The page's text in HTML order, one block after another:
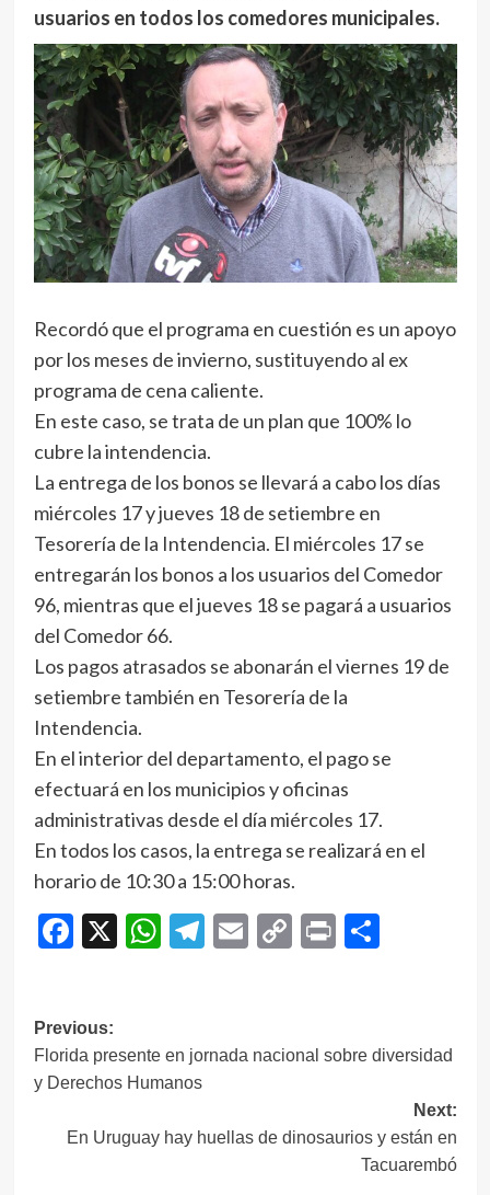
usuarios en todos los comedores municipales.
Recordó que el programa en cuestión es un apoyo
por los meses de invierno, sustituyendo al ex
programa de cena caliente.
En este caso, se trata de un plan que 100% lo
cubre la intendencia.
La entrega de los bonos se llevará a cabo los días
miércoles 17 y jueves 18 de setiembre en
Tesorería de la Intendencia. El miércoles 17 se
entregarán los bonos a los usuarios del Comedor
96, mientras que el jueves 18 se pagará a usuarios
del Comedor 66.
Los pagos atrasados se abonarán el viernes 19 de
setiembre también en Tesorería de la
Intendencia.
En el interior del departamento, el pago se
efectuará en los municipios y oficinas
administrativas desde el día miércoles 17.
En todos los casos, la entrega se realizará en el
horario de 10:30 a 15:00 horas.
Facebook
X WhatsApp
Telegram
EmailCopy
Print
Navegación
de
entradas
Previous:
Florida presente en jornada nacional sobre diversidad
y Derechos Humanos
Next:
En Uruguay hay huellas de dinosaurios y están en
Tacuarembó